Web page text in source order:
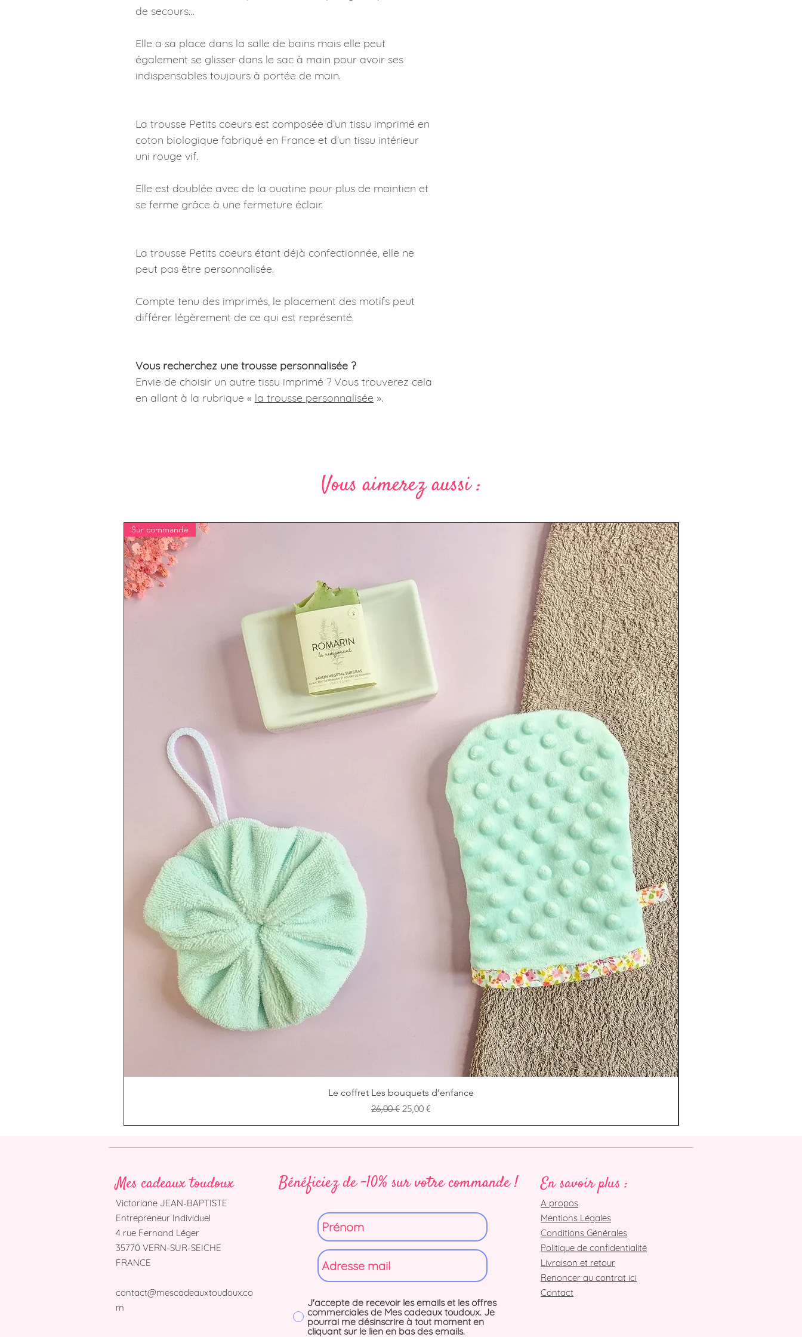
de secours…
Elle a sa place dans la salle de bains mais elle peut
également se glisser dans le sac à main pour avoir ses
indispensables toujours à portée de main.
La trousse Petits coeurs est composée d’un tissu imprimé en
coton biologique fabriqué en France et d’un tissu intérieur
uni rouge vif.
Elle est doublée avec de la ouatine pour plus de maintien et
se ferme grâce à une fermeture éclair.
La trousse Petits coeurs étant déjà confectionnée, elle ne
peut pas être personnalisée.
Compte tenu des imprimés, le placement des motifs peut
différer légèrement de ce qui est représenté.
Vous recherchez une trousse personnalisée ?
Envie de choisir un autre tissu imprimé ? Vous trouverez cela
en allant à la rubrique « la trousse personnalisée ».
Vous aimerez aussi :
Aperçu rapide
Sur commande
Le coffret Les bouquets d’enfance
Prix original
26,00 € Prix promotionnel
25,00 €
Mes cadeaux toudoux
Victoriane JEAN-BAPTISTE
Entrepreneur Individuel
4 rue Fernand Léger
35770 VERN-SUR-SEICHE
FRANCE
contact@mescadeauxtoudoux.co
m
Bénéficiez de -10% sur votre commande !
J'accepte de recevoir les emails et les offres
commerciales de Mes cadeaux toudoux. Je
pourrai me désinscrire à tout moment en
cliquant sur le lien en bas des emails.
En savoir plus :
A propos
Mentions Légales
Conditions Générales
Politique de confidentialité
Livraison et retour
Renoncer au contrat ici
Contact